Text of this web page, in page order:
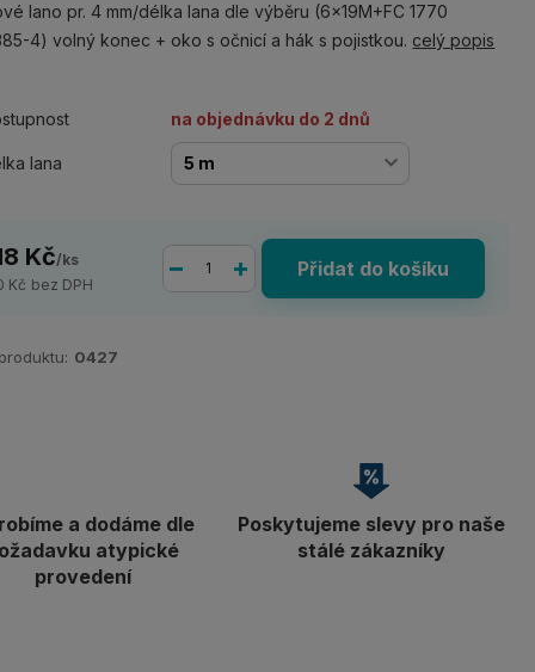
lano pr. 4 mm/délka lana dle výběru (6x19M+FC 1770
4) volný konec + oko s očnicí a hák s pojistkou. celý popis
na objednávku do 2 dnů
lana
Kč/ks
Kč bez DPH
Přidat do košíku
0427
a dodáme dle
atypické
provedení
Poskytujeme slevy pro naše
stálé zákazníky